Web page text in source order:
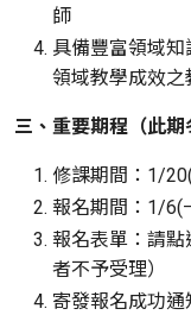
師
具備豐富領域
領域教學成效之
三、重要期程（此期
修課期間：1/
報名期間：1/6(
報名表單：請點
者不予受理）
寄發報名成功